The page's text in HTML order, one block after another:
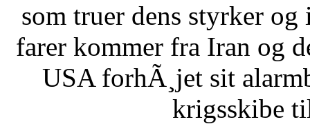
som truer dens styrker og
farer kommer fra Iran og
USA forhÃ¸jet sit
krigsskibe